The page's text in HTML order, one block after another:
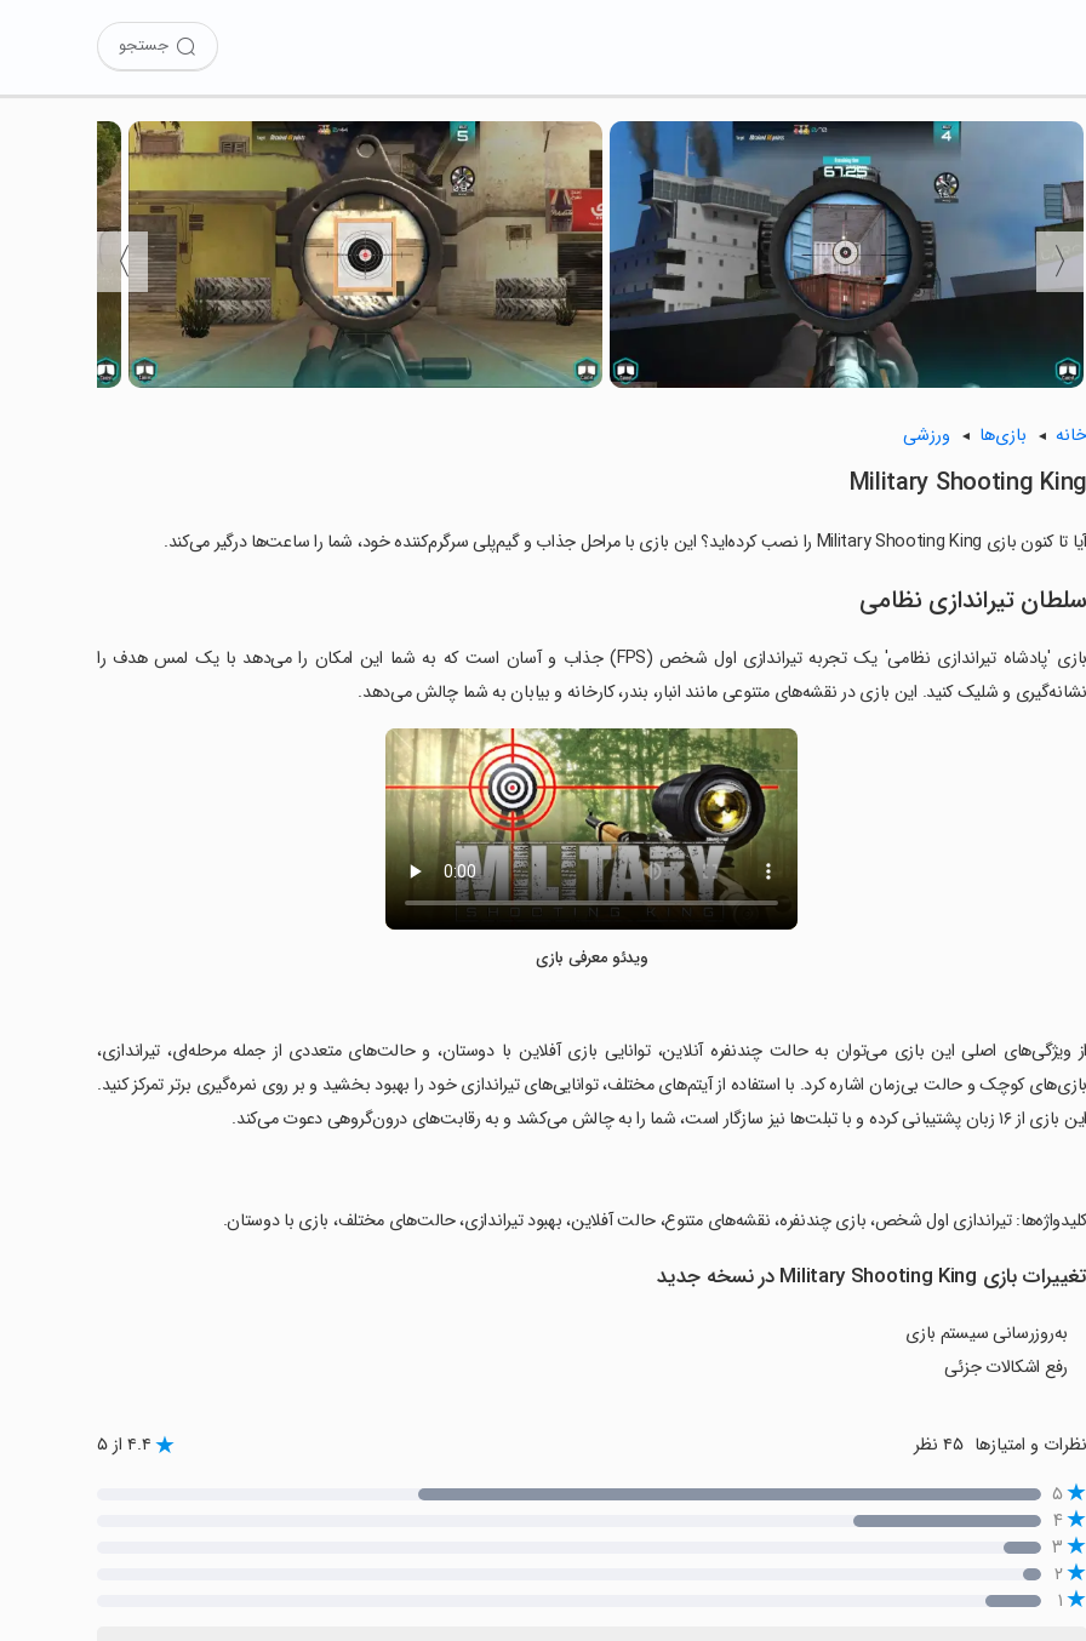
جستجو
〈
〉
خانه بازی‌ها ورزشی
Military Shooting King
آیا تا کنون بازی Military Shooting King را نصب کرده‌اید؟ این بازی با مراحل جذاب و گیم‌پلی سرگرم‌کننده خود، شما را ساعت‌ها درگیر می‌کند.
سلطان تیراندازی نظامی
بازی 'پادشاه تیراندازی نظامی' یک تجربه تیراندازی اول شخص (FPS) جذاب و آسان است که به شما این امکان را می‌دهد با یک لمس هدف را
نشانه‌گیری و شلیک کنید. این بازی در نقشه‌های متنوعی مانند انبار، بندر، کارخانه و بیابان به شما چالش می‌دهد.
ویدئو معرفی بازی
‏از ویژگی‌های اصلی این بازی می‌توان به حالت چندنفره آنلاین، توانایی بازی آفلاین با دوستان، و حالت‌های متعددی از جمله مرحله‌ای، تیراندازی،
بازی‌های کوچک و حالت بی‌زمان اشاره کرد. با استفاده از آیتم‌های مختلف، توانایی‌های تیراندازی خود را بهبود بخشید و بر روی نمره‌گیری برتر تمرکز کنید.
این بازی از ۱۶ زبان پشتیبانی کرده و با تبلت‌ها نیز سازگار است، شما را به چالش می‌کشد و به رقابت‌های درون‌گروهی دعوت می‌کند.
‏کلیدواژه‌ها: تیراندازی اول شخص، بازی چندنفره، نقشه‌های متنوع، حالت آفلاین، بهبود تیراندازی، حالت‌های مختلف، بازی با دوستان.
تغییرات بازی Military Shooting King در نسخه جدید
به‌روزرسانی سیستم بازی
رفع اشکالات جزئی
نظرات و امتیازها ۴۵ نظر ۴.۴ از ۵
۵
۴
۳
۲
۱